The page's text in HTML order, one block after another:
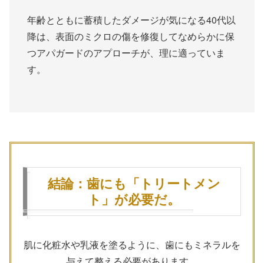
年齢とともに蓄積したダメージが気になる40代以
降は、表面のミクロの傷を修復してなめらかに保
つアパガードのアプローチが、理に適っていま
す。
結論：歯にも「トリートメン
ト」が必要だ。
肌に化粧水や乳液を塗るように、歯にもミネラルを